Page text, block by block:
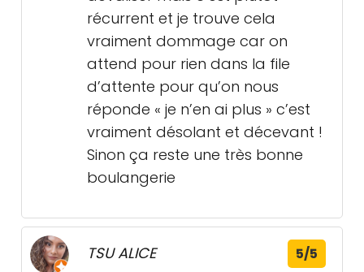
récurrent et je trouve cela
vraiment dommage car on
attend pour rien dans la file
d’attente pour qu’on nous
réponde « je n’en ai plus » c’est
vraiment désolant et décevant !
Sinon ça reste une très bonne
boulangerie
TSU ALICE 5/5